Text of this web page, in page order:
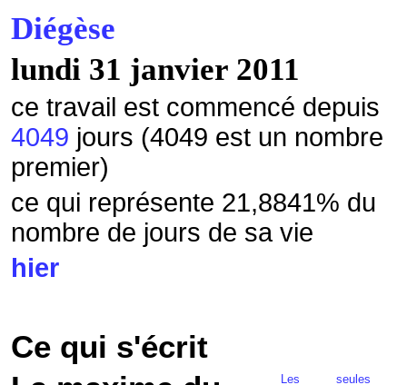
Diégèse
lundi 31 janvier 2011
ce travail est commencé depuis
4049 jours (4049 est un nombre
premier)
ce qui représente 21,8841% du
nombre de jours de sa vie
hier
Ce qui s'écrit
Les seules